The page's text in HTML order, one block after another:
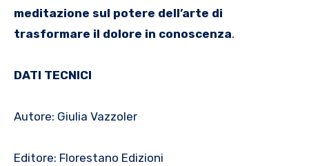
meditazione sul potere dell’arte di
trasformare il dolore in conoscenza.
DATI TECNICI
Autore: Giulia Vazzoler
Editore: Florestano Edizioni